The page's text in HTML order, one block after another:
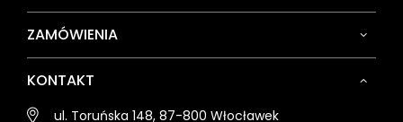
ZAMÓWIENIA
KONTAKT
ul. Toruńska 148, 87-800 Włocławek